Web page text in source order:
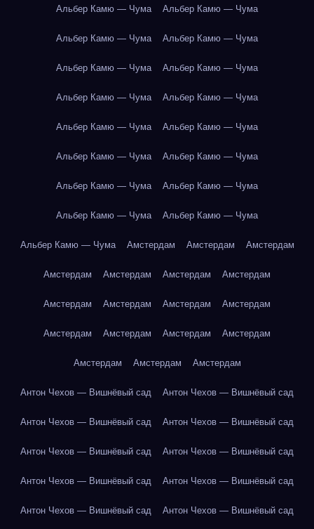
Альбер Камю — Чума Альбер Камю — Чума
Альбер Камю — Чума Альбер Камю — Чума
Альбер Камю — Чума Альбер Камю — Чума
Альбер Камю — Чума Альбер Камю — Чума
Альбер Камю — Чума Альбер Камю — Чума
Альбер Камю — Чума Альбер Камю — Чума
Альбер Камю — Чума Альбер Камю — Чума
Альбер Камю — Чума Альбер Камю — Чума
Альбер Камю — Чума Амстердам Амстердам Амстердам
Амстердам Амстердам Амстердам Амстердам
Амстердам Амстердам Амстердам Амстердам
Амстердам Амстердам Амстердам Амстердам
Амстердам Амстердам Амстердам
Антон Чехов — Вишнёвый сад Антон Чехов — Вишнёвый сад
Антон Чехов — Вишнёвый сад Антон Чехов — Вишнёвый сад
Антон Чехов — Вишнёвый сад Антон Чехов — Вишнёвый сад
Антон Чехов — Вишнёвый сад Антон Чехов — Вишнёвый сад
Антон Чехов — Вишнёвый сад Антон Чехов — Вишнёвый сад